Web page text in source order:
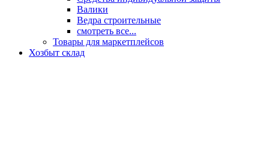
Валики
Ведра строительные
смотреть все...
Товары для маркетплейсов
Хозбыт склад